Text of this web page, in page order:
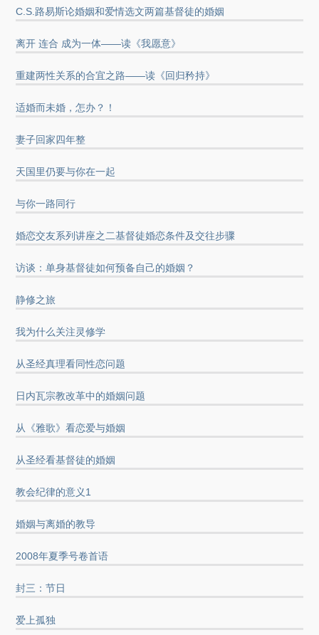
C.S.路易斯论婚姻和爱情选文两篇基督徒的婚姻
离开 连合 成为一体——读《我愿意》
重建两性关系的合宜之路——读《回归矜持》
适婚而未婚，怎办？！
妻子回家四年整
天国里仍要与你在一起
与你一路同行
婚恋交友系列讲座之二基督徒婚恋条件及交往步骤
访谈：单身基督徒如何预备自己的婚姻？
静修之旅
我为什么关注灵修学
从圣经真理看同性恋问题
日内瓦宗教改革中的婚姻问题
从《雅歌》看恋爱与婚姻
从圣经看基督徒的婚姻
教会纪律的意义1
婚姻与离婚的教导
2008年夏季号卷首语
封三：节日
爱上孤独